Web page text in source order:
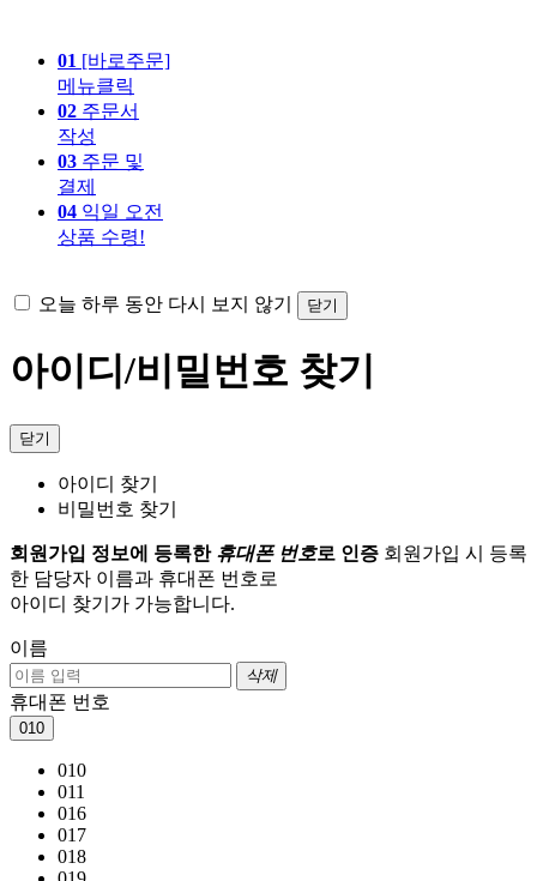
01 [바로주문]
메뉴클릭
02 주문서
작성
03 주문 및
결제
04 익일 오전
상품 수령!
오늘 하루 동안 다시 보지 않기 닫기
아이디/비밀번호 찾기
닫기
아이디 찾기
비밀번호 찾기
회원가입 정보에 등록한 휴대폰 번호로 인증 회원가입 시 등록
한 담당자 이름과 휴대폰 번호로
아이디 찾기가 가능합니다.
이름
삭제
휴대폰 번호
010
010
011
016
017
018